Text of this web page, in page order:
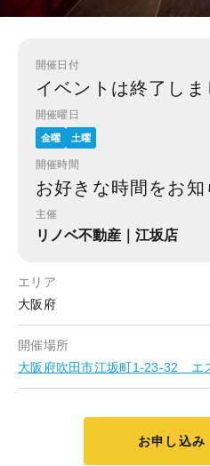
開催日付
イベントは終了しま
開催曜日
金曜 土曜
開催時間
お好きな時間をお知
主催
リノベ不動産｜江坂店
エリア
大阪府
開催場所
大阪府吹田市江坂町1-23-32 エ
お申し込み